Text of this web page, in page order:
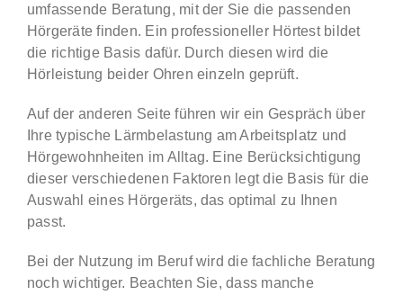
umfassende Beratung, mit der Sie die passenden
Hörgeräte finden. Ein professioneller Hörtest bildet
die richtige Basis dafür. Durch diesen wird die
Hörleistung beider Ohren einzeln geprüft.
Auf der anderen Seite führen wir ein Gespräch über
Ihre typische Lärmbelastung am Arbeitsplatz und
Hörgewohnheiten im Alltag. Eine Berücksichtigung
dieser verschiedenen Faktoren legt die Basis für die
Auswahl eines Hörgeräts, das optimal zu Ihnen
passt.
Bei der Nutzung im Beruf wird die fachliche Beratung
noch wichtiger. Beachten Sie, dass manche